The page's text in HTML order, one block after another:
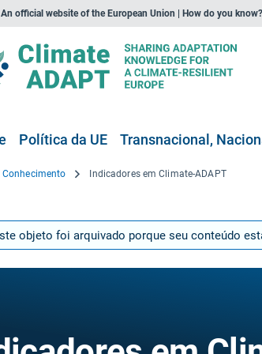
An official website of the European Union | How do you know?
Política da UE Transnacional,
Conhecimento Indicadores em Climate-ADAPT
objeto foi arquivado porque seu conteúdo